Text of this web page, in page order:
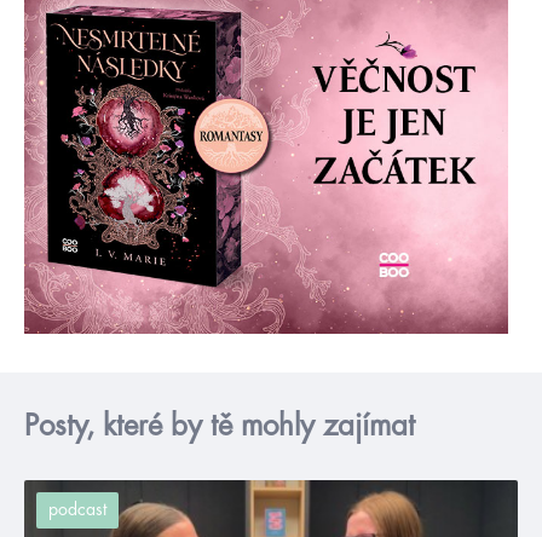
Posty, které by tě mohly zajímat
podcast